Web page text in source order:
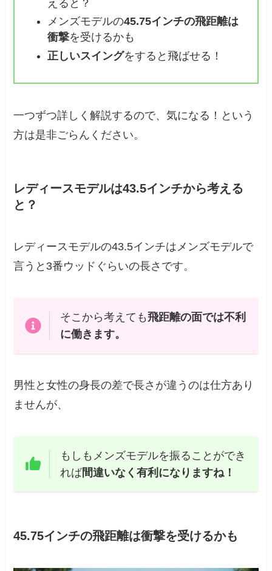
えると？
メンズモデルの45.75インチの飛距離は
衝撃を受けるかも
正しいスイングをすると飛ばせる！
一つずつ詳しく解説するので、気になる！という
方は是非ごらんください。
レディースモデルは43.5インチから考える
と？
レディースモデルの43.5インチはメンズモデルで
言うと3番ウッドぐらいの長さです。
そこから考えても飛距離の面では不利
に働きます。
男性と女性の身長の差で長さが違うのは仕方あり
ませんが、
もしもメンズモデルを振ることができ
れば間違いなく有利になりますね！
45.75インチの飛距離は衝撃を受けるかも